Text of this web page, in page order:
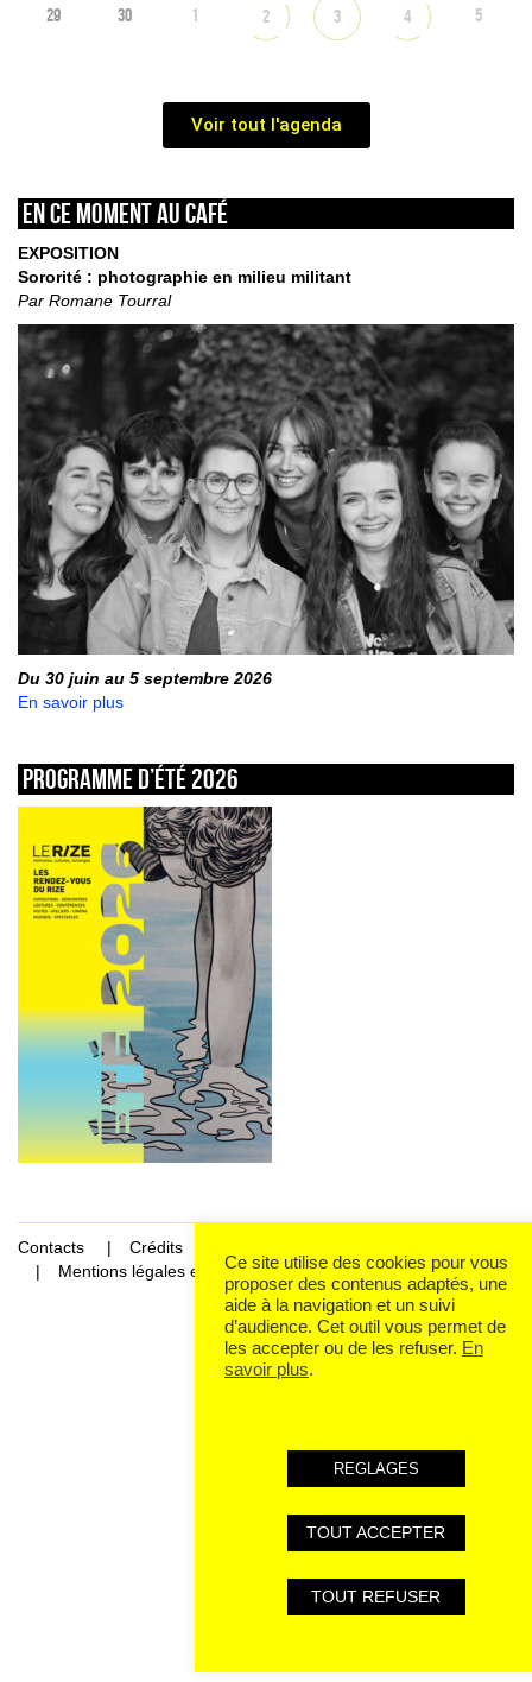
29 30 1 2 3 4 5
Voir tout l'agenda
En ce moment au café
EXPOSITION
Sororité : photographie en milieu militant
Par Romane Tourral
Du 30 juin au 5 septembre 2026
En savoir plus
Programme d’été 2026
Contacts
Crédits
Mentions légales et données personnelles
Ce site utilise des cookies pour vous
proposer des contenus adaptés, une
aide à la navigation et un suivi
d’audience. Cet outil vous permet de
les accepter ou de les refuser. En
savoir plus.
REGLAGES
TOUT ACCEPTER
TOUT REFUSER